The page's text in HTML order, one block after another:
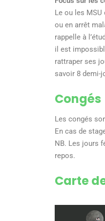
Le ou les
ou en arrêt
rappelle à
il est
rattraper ses
savoir 8 demi-
Congés
Les congés
En cas de
NB. Les jours
repos.
Carte